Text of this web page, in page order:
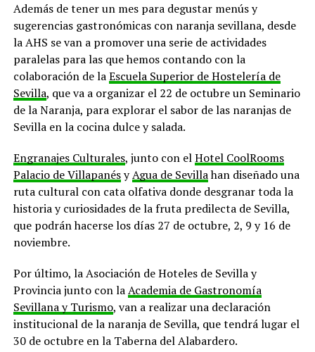
Además de tener un mes para degustar menús y
sugerencias gastronómicas con naranja sevillana, desde
la AHS se van a promover una serie de actividades
paralelas para las que hemos contando con la
colaboración de laEscuela Superior de Hostelería de
Sevilla, que va a organizar el 22 de octubre un Seminario
de la Naranja, para explorar el sabor de las naranjas de
Sevilla en la cocina dulce y salada.
Engranajes Culturales, junto con elHotel CoolRooms
Palacio de VillapanésyAgua de Sevillahan diseñado una
ruta cultural con cata olfativa donde desgranar toda la
historia y curiosidades de la fruta predilecta de Sevilla,
que podrán hacerse los días 27 de octubre, 2, 9 y 16 de
noviembre.
Por último, la Asociación de Hoteles de Sevilla y
Provincia junto con laAcademia de Gastronomía
Sevillana y Turismo, van a realizar una declaración
institucional de la naranja de Sevilla, que tendrá lugar el
30 de octubre en la Taberna del Alabardero.